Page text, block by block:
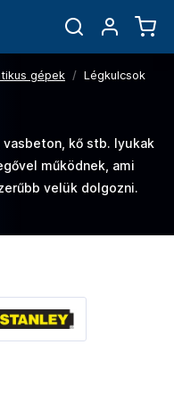
gépek / Légkulcsok
kő stb. lyukak
működnek, ami
velük dolgozni.